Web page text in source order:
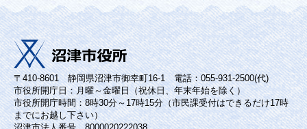
〒410-8601 静岡県沼津市御幸町16-1 電話：055-931-2500(代)
市役所開庁日：月曜～金曜日（祝休日、年末年始を除く）
市役所開庁時間：8時30分～17時15分（市民課受付はできるだけ17時
までにお越し下さい）